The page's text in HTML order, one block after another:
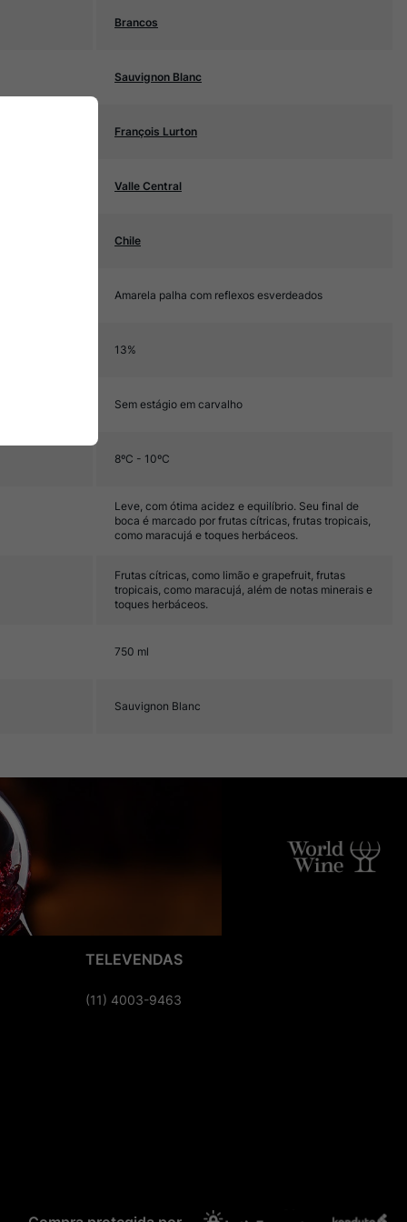
Brancos
Sauvignon Blanc
François Lurton
Valle Central
Chile
Amarela palha com reflexos esverdeados
13%
Sem estágio em carvalho
8ºC - 10ºC
Leve, com ótima acidez e equilíbrio. Seu final de
boca é marcado por frutas cítricas, frutas tropicais,
como maracujá e toques herbáceos.
Frutas cítricas, como limão e grapefruit, frutas
tropicais, como maracujá, além de notas minerais e
toques herbáceos.
750 ml
Sauvignon Blanc
TELEVENDAS
(11) 4003-9463